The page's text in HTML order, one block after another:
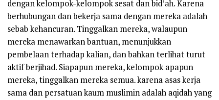
dengan kelompok-kelompok sesat dan bid’ah. Karena
berhubungan dan bekerja sama dengan mereka adalah
sebab kehancuran. Tinggalkan mereka, walaupun
mereka menawarkan bantuan, menunjukkan
pembelaan terhadap kalian, dan bahkan terlihat turut
aktif berjihad. Siapapun mereka, kelompok apapun
mereka, tinggalkan mereka semua. karena asas kerja
sama dan persatuan kaum muslimin adalah aqidah yang